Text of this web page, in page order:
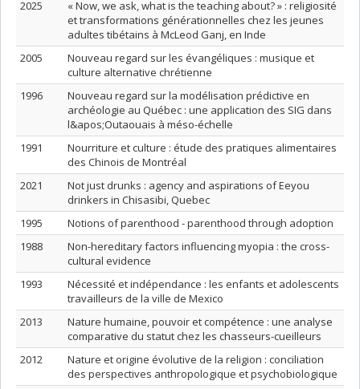
2025
« Now, we ask, what is the teaching about? » : religiosité
et transformations générationnelles chez les jeunes
adultes tibétains à McLeod Ganj, en Inde
2005
Nouveau regard sur les évangéliques : musique et
culture alternative chrétienne
1996
Nouveau regard sur la modélisation prédictive en
archéologie au Québec : une application des SIG dans
l&apos;Outaouais à méso-échelle
1991
Nourriture et culture : étude des pratiques alimentaires
des Chinois de Montréal
2021
Not just drunks : agency and aspirations of Eeyou
drinkers in Chisasibi, Quebec
1995
Notions of parenthood - parenthood through adoption
1988
Non-hereditary factors influencing myopia : the cross-
cultural evidence
1993
Nécessité et indépendance : les enfants et adolescents
travailleurs de la ville de Mexico
2013
Nature humaine, pouvoir et compétence : une analyse
comparative du statut chez les chasseurs-cueilleurs
2012
Nature et origine évolutive de la religion : conciliation
des perspectives anthropologique et psychobiologique